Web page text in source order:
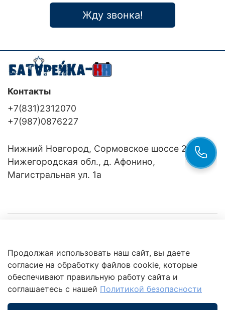
Жду звонка!
Клиентам
Это интересно
Контакты
+7(831)2312070
+7(987)0876227
Нижний Новгород, Сормовское шоссе 24/36
Нижегородская обл., д. Афонино,
Магистральная ул. 1а
Продолжая использовать наш сайт, вы даете
согласие на обработку файлов cookie, которые
обеспечивают правильную работу сайта и
соглашаетесь с нашей Политикой безопасности
обработки